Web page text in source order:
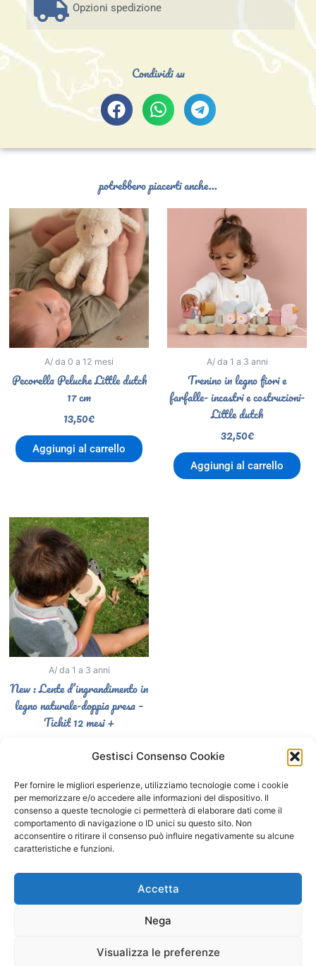
Gestisci Consenso Cookie
Per fornire le migliori esperienze, utilizziamo tecnologie come i cookie
per memorizzare e/o accedere alle informazioni del dispositivo. Il
consenso a queste tecnologie ci permetterà di elaborare dati come il
comportamento di navigazione o ID unici su questo sito. Non
acconsentire o ritirare il consenso può influire negativamente su alcune
caratteristiche e funzioni.
Accetta
Nega
Visualizza le preferenze
Opzioni spedizione
Condividi su
potrebbero piacerti anche...
A/ da 0 a 12 mesi
Pecorella Peluche Little dutch
17 cm
13,50€
Aggiungi al carrello
A/ da 1 a 3 anni
Trenino in legno fiori e
farfalle- incastri e costruzioni-
Little dutch
32,50€
Aggiungi al carrello
A/ da 1 a 3 anni
New : Lente d’ingrandimento in
legno naturale-doppia presa –
Tickit 12 mesi +
Segui il Gatto Blu sui social
a
c
e
b
o
n
s
t
r
Copyright © 2026 Il Gatto Blu Giochi educativi Montessori e